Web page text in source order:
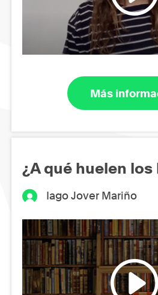
Más
¿A qué huelen los
Iago Jover Mariño